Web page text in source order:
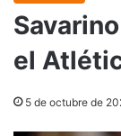
el
5 de octubre de